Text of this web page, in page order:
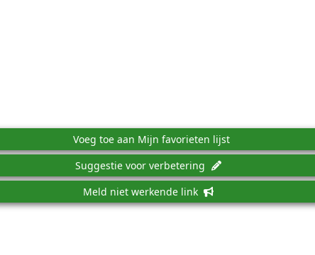
Voeg toe aan Mijn favorieten lijst
Suggestie voor verbetering
Meld niet werkende link